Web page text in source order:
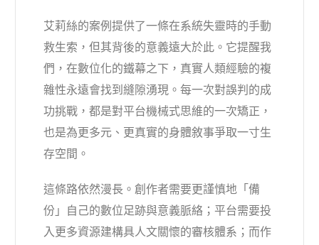
艾莉絲的案例提供了一條在系統失靈時的手動
救生索，但其背後的意義遠大於此。它提醒我
們，在數位化的鐵幕之下，真實人類經驗的複
雜性永遠會找到縫隙湧現。每一次對誤判的成
功挑戰，都是對平台機械式思維的一次矯正，
也是為更多元、更真實的身體敘事爭取一寸生
存空間。
這條路依然漫長。創作者需要更謹慎地「備
份」自己的數位足跡與意義脈絡；平台需要投
入更多資源建構具人文關懷的審核體系；而作